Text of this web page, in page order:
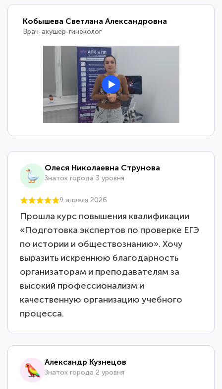
Кобышева Светлана Александровна
Врач-акушер-гинеколог
Олеся Николаевна Струнова
Знаток города 3 уровня
9 апреля 2026
Прошла курс повышения квалификации
«Подготовка экспертов по проверке ЕГЭ
по истории и обществознанию». Хочу
выразить искреннюю благодарность
организаторам и преподавателям за
высокий профессионализм и
качественную организацию учебного
процесса.
Александр Кузнецов
Знаток города 2 уровня